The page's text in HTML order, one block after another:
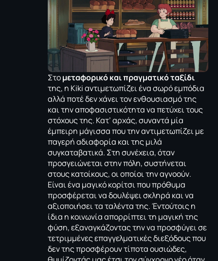
Στομεταφορικό και πραγματικό ταξίδι
της, η Kiki αντιμετωπίζει ένα σωρό εμπόδια
αλλά ποτέ δεν χάνει τον ενθουσιασμό της
και την αποφασιστικότητα να πετύχει τους
στόχους της. Κατ’ αρχάς, συναντά μία
έμπειρη μάγισσα που την αντιμετωπίζει με
παγερή αδιαφορία και της μιλά
συγκαταβατικά. Στη συνέχεια, όταν
προσγειώνεται στην πόλη, συστήνεται
στους κατοίκους, οι οποίοι την αγνοούν.
Είναι ένα μαγικό κορίτσι που πρόθυμα
προσφέρεται να δουλέψει σκληρά και να
αξιοποιήσει τα ταλέντα της. Έντούτοις η
ίδια η κοινωνία απορρίπτει τη μαγική της
φύση, εξαναγκάζοντας την να προσφύγει σε
τετριμμένες επαγγελματικές διεξόδους που
δεν της προσφέρουν τίποτα ουσιώδες,